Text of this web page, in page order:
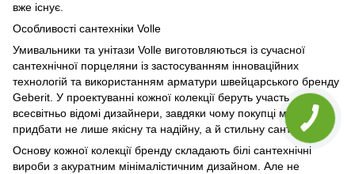
вже існує.
Особливості сантехніки Volle
Умивальники та унітази Volle виготовляються із сучасної
сантехнічної порцеляни із застосуванням інноваційних
технологій та використанням арматури швейцарського бренду
Geberit. У проектуванні кожної колекції беруть участь
всесвітньо відомі дизайнери, завдяки чому покупці можуть
придбати не лише якісну та надійну, а й стильну сантехніку.
Основу кожної колекції бренду складають білі сантехнічні
вироби з акуратним мінімалістичним дизайном. Але не